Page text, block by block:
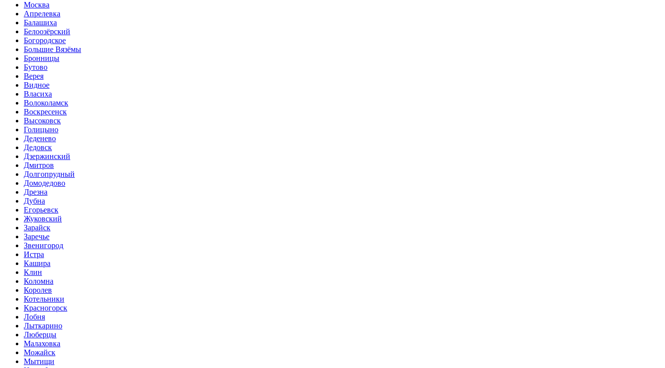
Москва
Апрелевка
Балашиха
Белоозёрский
Богородское
Большие Вязёмы
Бронницы
Бутово
Верея
Видное
Власиха
Волоколамск
Воскресенск
Высоковск
Голицыно
Деденево
Дедовск
Дзержинский
Дмитров
Долгопрудный
Домодедово
Дрезна
Дубна
Егорьевск
Жуковский
Зарайск
Заречье
Звенигород
Истра
Кашира
Клин
Коломна
Королев
Котельники
Красногорск
Лобня
Лыткарино
Люберцы
Малаховка
Можайск
Мытищи